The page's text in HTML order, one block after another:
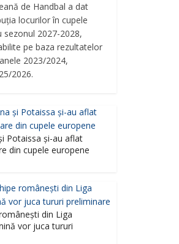
de Handbal a dat
locurilor în cupele
2027-2028,
pe baza rezultatelor
2023/2024,
2026.
Potaissa și-au aflat
din cupele europene
din Liga
vor juca tururi